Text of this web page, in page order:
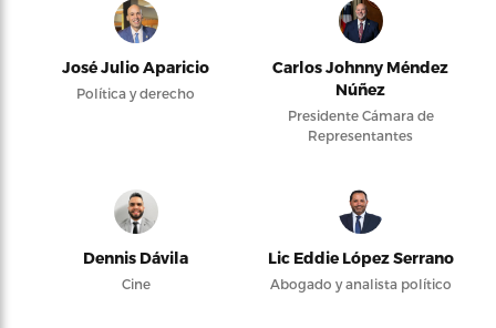
José Julio Aparicio
Política y derecho
Carlos Johnny Méndez
Núñez
Presidente Cámara de
Representantes
Dennis Dávila
Cine
Lic Eddie López Serrano
Abogado y analista político